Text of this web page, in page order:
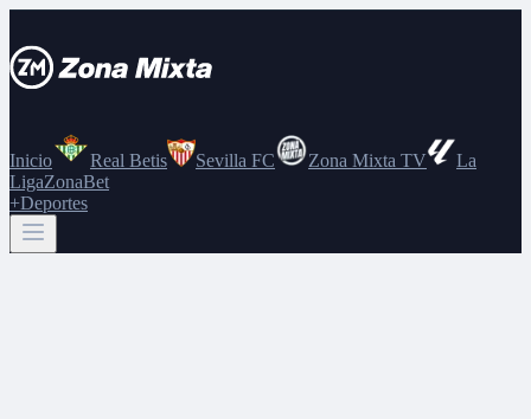
Inicio Real Betis Sevilla FC Zona Mixta TV
La
LigaZonaBet
+Deportes